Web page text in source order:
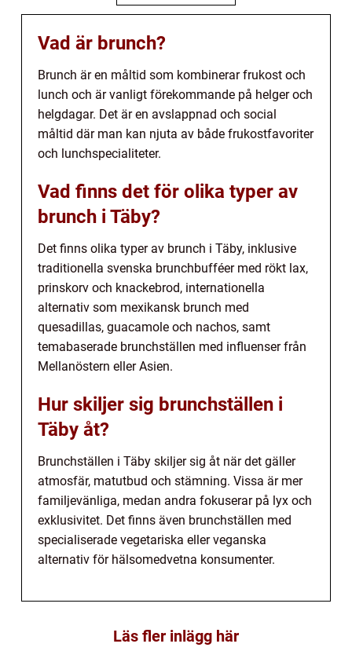
Vad är brunch?
Brunch är en måltid som kombinerar frukost och
lunch och är vanligt förekommande på helger och
helgdagar. Det är en avslappnad och social
måltid där man kan njuta av både frukostfavoriter
och lunchspecialiteter.
Vad finns det för olika typer av
brunch i Täby?
Det finns olika typer av brunch i Täby, inklusive
traditionella svenska brunchbufféer med rökt lax,
prinskorv och knackebrod, internationella
alternativ som mexikansk brunch med
quesadillas, guacamole och nachos, samt
temabaserade brunchställen med influenser från
Mellanöstern eller Asien.
Hur skiljer sig brunchställen i
Täby åt?
Brunchställen i Täby skiljer sig åt när det gäller
atmosfär, matutbud och stämning. Vissa är mer
familjevänliga, medan andra fokuserar på lyx och
exklusivitet. Det finns även brunchställen med
specialiserade vegetariska eller veganska
alternativ för hälsomedvetna konsumenter.
Läs fler inlägg här